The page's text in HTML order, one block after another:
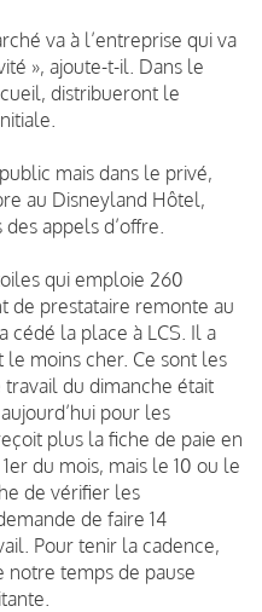
va à l’entreprise qui va
», ajoute-t-il. Dans le
distribueront le
mais dans le privé,
au Disneyland Hôtel,
appels d’offre.
qui emploie 260
de prestataire remonte au
cédé la place à LCS. Il a
le moins cher. Ce sont les
travail du dimanche était
pour les
plus la fiche de paie en
du mois, mais le 10 ou le
de vérifier les
de faire 14
Pour tenir la cadence,
notre temps de pause